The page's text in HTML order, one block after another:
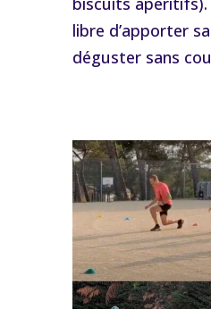
libre d’apporter
déguster sans